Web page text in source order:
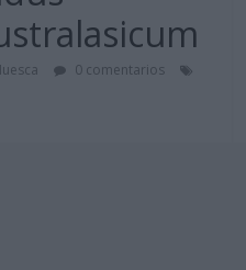
0 comentarios